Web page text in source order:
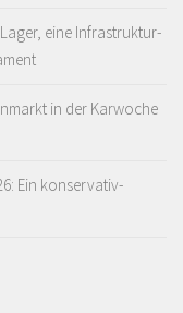
eine Infrastruktur-
in der Karwoche
Ein konservativ-